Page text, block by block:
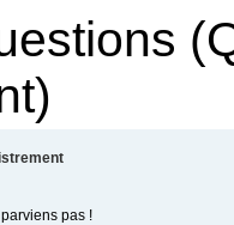
pas !